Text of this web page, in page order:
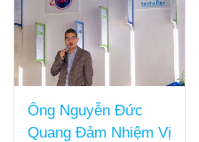
Ông Nguyễn Đức
Quang Đảm Nhiệm Vị